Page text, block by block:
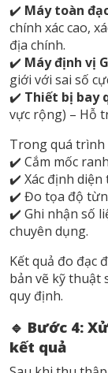
✔️ Máy toàn
chính xác cao,
địa chính.
✔️ Máy định vị
giới với sai số
✔️ Thiết bị bay
vực rộng) – Hỗ
Trong quá trình
✔️ Cắm mốc
✔️ Xác định diện
✔️ Đo tọa độ
✔️ Ghi nhận số
chuyên dụng.
Kết quả đo đạc
bản vẽ kỹ thuật
quy định.
🔹 Bước 4:
kết quả